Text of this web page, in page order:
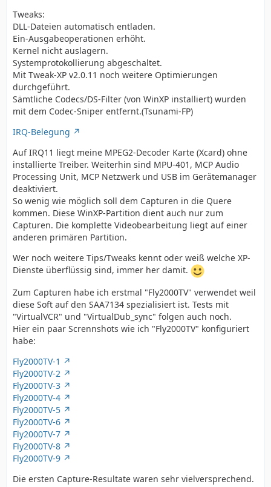
Tweaks:
DLL-Dateien automatisch entladen.
Ein-Ausgabeoperationen erhöht.
Kernel nicht auslagern.
Systemprotokollierung abgeschaltet.
Mit Tweak-XP v2.0.11 noch weitere Optimierungen
durchgeführt.
Sämtliche Codecs/DS-Filter (von WinXP installiert) wurden
mit dem Codec-Sniper entfernt.(Tsunami-FP)
IRQ-Belegung
Auf IRQ11 liegt meine MPEG2-Decoder Karte (Xcard) ohne
installierte Treiber. Weiterhin sind MPU-401, MCP Audio
Processing Unit, MCP Netzwerk und USB im Gerätemanager
deaktiviert.
So wenig wie möglich soll dem Capturen in die Quere
kommen. Diese WinXP-Partition dient auch nur zum
Capturen. Die komplette Videobearbeitung liegt auf einer
anderen primären Partition.
Wer noch weitere Tips/Tweaks kennt oder weiß welche XP-
Dienste überflüssig sind, immer her damit.
Zum Capturen habe ich erstmal "Fly2000TV" verwendet weil
diese Soft auf den SAA7134 spezialisiert ist. Tests mit
"VirtualVCR" und "VirtualDub_sync" folgen auch noch.
Hier ein paar Scrennshots wie ich "Fly2000TV" konfiguriert
habe:
Fly2000TV-1
Fly2000TV-2
Fly2000TV-3
Fly2000TV-4
Fly2000TV-5
Fly2000TV-6
Fly2000TV-7
Fly2000TV-8
Fly2000TV-9
Die ersten Capture-Resultate waren sehr vielversprechend.